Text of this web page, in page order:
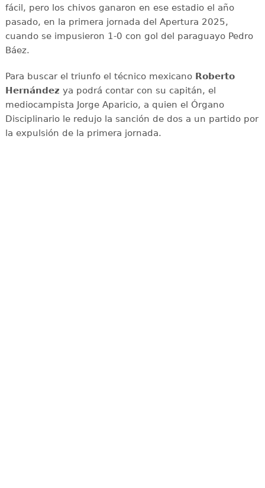
fácil, pero los chivos ganaron en ese estadio el año
pasado, en la primera jornada del Apertura 2025,
cuando se impusieron 1-0 con gol del paraguayo Pedro
Báez.
Para buscar el triunfo el técnico mexicano Roberto
Hernández ya podrá contar con su capitán, el
mediocampista Jorge Aparicio, a quien el Órgano
Disciplinario le redujo la sanción de dos a un partido por
la expulsión de la primera jornada.